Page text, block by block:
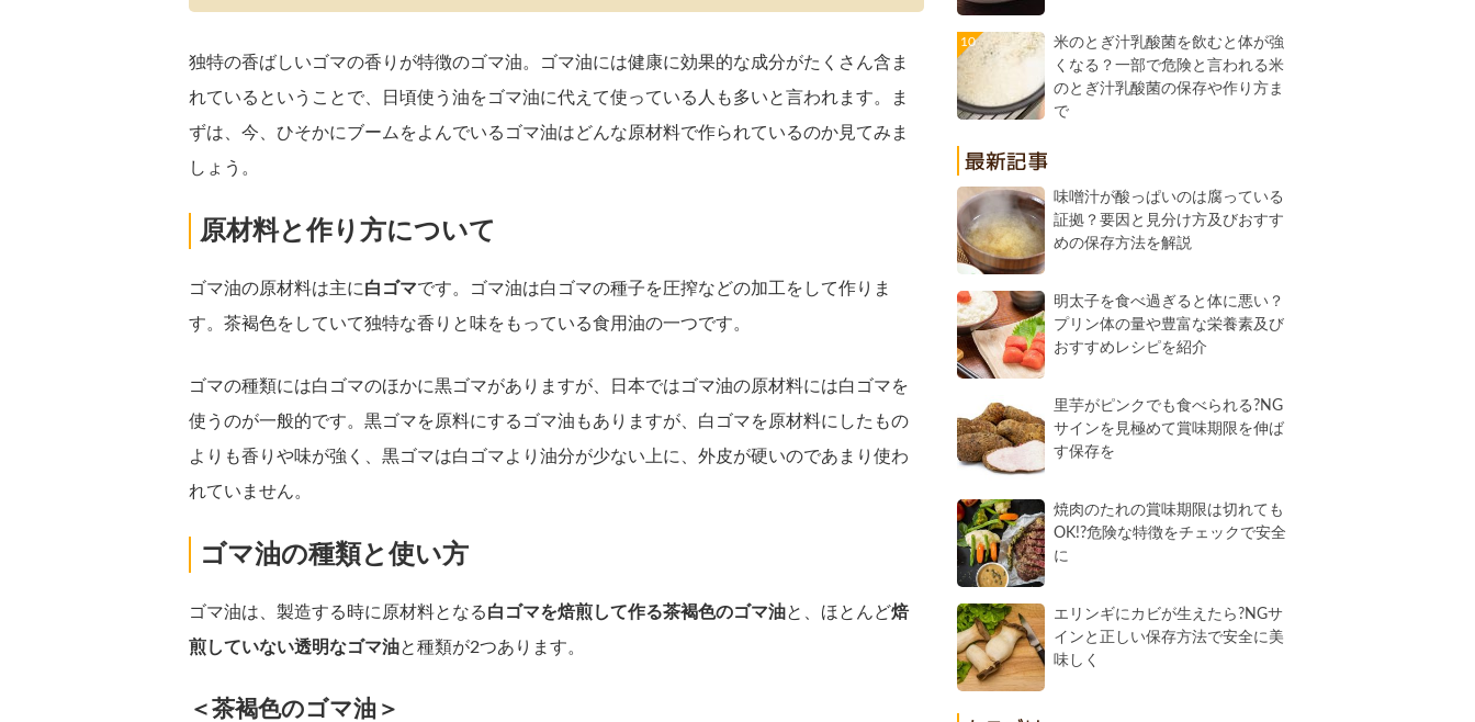
独特の香ばしいゴマの香りが特徴のゴマ油。ゴマ油には健康に効果的な成分がたくさん含ま
れているということで、日頃使う油をゴマ油に代えて使っている人も多いと言われます。ま
ずは、今、ひそかにブームをよんでいるゴマ油はどんな原材料で作られているのか見てみま
しょう。
原材料と作り方について
ゴマ油の原材料は主に白ゴマです。ゴマ油は白ゴマの種子を圧搾などの加工をして作りま
す。茶褐色をしていて独特な香りと味をもっている食用油の一つです。
ゴマの種類には白ゴマのほかに黒ゴマがありますが、日本ではゴマ油の原材料には白ゴマを
使うのが一般的です。黒ゴマを原料にするゴマ油もありますが、白ゴマを原材料にしたもの
よりも香りや味が強く、黒ゴマは白ゴマより油分が少ない上に、外皮が硬いのであまり使わ
れていません。
ゴマ油の種類と使い方
ゴマ油は、製造する時に原材料となる白ゴマを焙煎して作る茶褐色のゴマ油と、ほとんど焙
煎していない透明なゴマ油と種類が2つあります。
＜茶褐色のゴマ油＞
米のとぎ汁乳酸菌を飲むと体が強
くなる？一部で危険と言われる米
のとぎ汁乳酸菌の保存や作り方ま
で
味噌汁が酸っぱいのは腐っている
証拠？要因と見分け方及びおすす
めの保存方法を解説
明太子を食べ過ぎると体に悪い？
プリン体の量や豊富な栄養素及び
おすすめレシピを紹介
里芋がピンクでも食べられる?NG
サインを見極めて賞味期限を伸ば
す保存を
焼肉のたれの賞味期限は切れても
OK!?危険な特徴をチェックで安全
に
エリンギにカビが生えたら?NGサ
インと正しい保存方法で安全に美
味しく